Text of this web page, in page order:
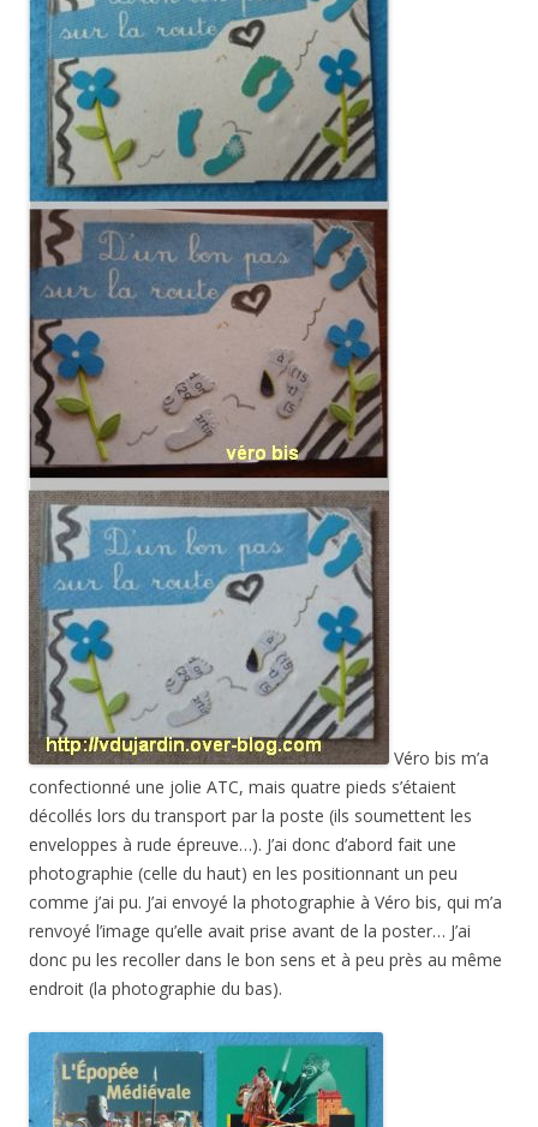
Véro bis m’a
confectionné une jolie ATC, mais quatre pieds s’étaient
décollés lors du transport par la poste (ils soumettent les
enveloppes à rude épreuve…). J’ai donc d’abord fait une
photographie (celle du haut) en les positionnant un peu
comme j’ai pu. J’ai envoyé la photographie à Véro bis, qui m’a
renvoyé l’image qu’elle avait prise avant de la poster… J’ai
donc pu les recoller dans le bon sens et à peu près au même
endroit (la photographie du bas).